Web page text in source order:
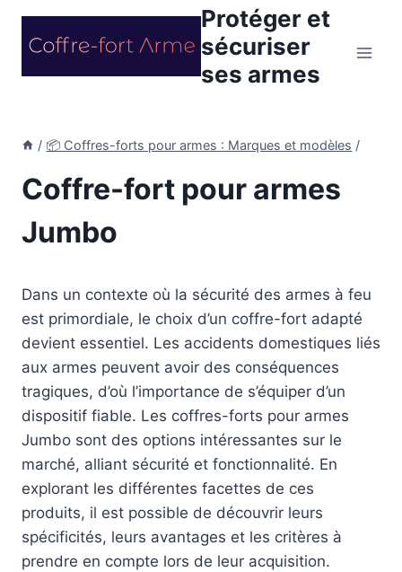
Protéger et
sécuriser
ses armes
/ 📦 Coffres-forts pour armes : Marques et modèles /
Coffre-fort pour armes
Jumbo
Dans un contexte où la sécurité des armes à feu
est primordiale, le choix d’un coffre-fort adapté
devient essentiel. Les accidents domestiques liés
aux armes peuvent avoir des conséquences
tragiques, d’où l’importance de s’équiper d’un
dispositif fiable. Les coffres-forts pour armes
Jumbo sont des options intéressantes sur le
marché, alliant sécurité et fonctionnalité. En
explorant les différentes facettes de ces
produits, il est possible de découvrir leurs
spécificités, leurs avantages et les critères à
prendre en compte lors de leur acquisition.